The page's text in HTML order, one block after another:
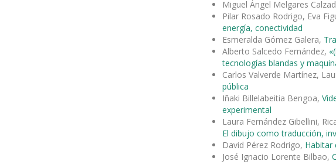
Miguel Ángel Melgares
Pilar Rosado Rodrigo, Eva
energía, conectividad
Esmeralda Gómez Galera,
Alberto Salcedo Fernández,
tecnologías blandas y
Carlos Valverde Martínez,
pública
Iñaki Billelabeitia Bengoa,
experimental
Laura Fernández Gibellini,
El dibujo como traducción,
David Pérez Rodrigo, Habitar
José Ignacio Lorente Bilbao,